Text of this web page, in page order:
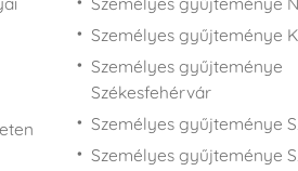
Személyes gyűjteménye
Személyes gyűjteménye
Székesfehérvár
Személyes gyűjteménye
Személyes gyűjteménye